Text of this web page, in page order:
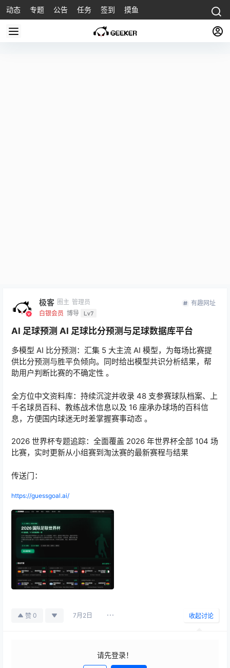
动态 专题 公告 任务 签到 摸鱼
极客 圈主 管理员
白银会员 博导 Lv7
有趣网址
AI 足球预测 AI 足球比分预测与足球数据库平台
多模型 AI 比分预测：汇集 5 大主流 AI 模型，为每场比赛提
供比分预测与胜平负倾向。同时给出模型共识分析结果，帮
助用户判断比赛的不确定性 。
全方位中文资料库：持续沉淀并收录 48 支参赛球队档案、上
千名球员百科、教练战术信息以及 16 座承办球场的百科信
息，方便国内球迷无时差掌握赛事动态 。
2026 世界杯专题追踪：全面覆盖 2026 年世界杯全部 104 场
比赛，实时更新从小组赛到淘汰赛的最新赛程与结果
传送门：
https://guessgoal.ai/
赞 0 7月2日 收起讨论
请先登录！